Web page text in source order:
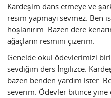
Kardeşim dans etmeye ve
resim yapmayı sevmez. Ben
hoşlanırım. Bazen dere
ağaçların resmini çizerim.
Genelde okul ödevlerimizi
sevdiğim ders İngilizce.
bazen benden yardım ister.
severim. Ödevler bitince yine